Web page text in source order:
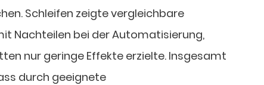
Schleifen zeigte vergleichbare
Nachteilen bei der Automatisierung,
nur geringe Effekte erzielte. Insgesamt
durch geeignete